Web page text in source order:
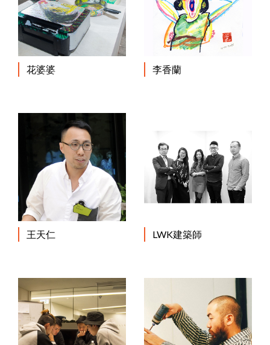
花婆婆 李香蘭
王天仁 LWK建築師